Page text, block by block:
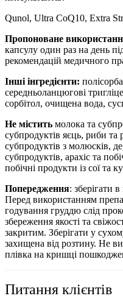
Qunol, Ultra CoQ10, Extra
Пропоноване
капсулу один раз на день
рекомендацій медичного
Інші інгредієнти:
середньоланцюгові
сорбітол, очищена вода,
Не містить молока та
субпродуктів яєць, риби
субпродуктів з молюсків,
субпродуктів, арахіс та
побічні продукти із сої та
Попередження: зберігати
Перед використанням
годування груддю слід
збереження якості та
закритим. Зберігати у
захищена від розтину. Не
плівка на кришці
Питання клієнтів